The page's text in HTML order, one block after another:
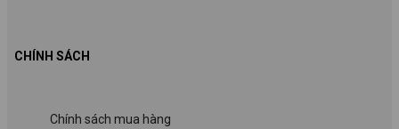
CHÍNH SÁCH
Chính sách mua hàng